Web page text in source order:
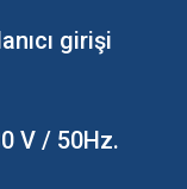
girişi
V / 50Hz.